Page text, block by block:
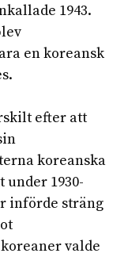
1943.
en koreansk
efter att
koreanska
1930-
införde sträng
valde